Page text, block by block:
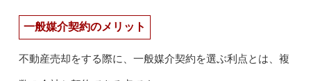
一般媒介契約のメリット
不動産売却をする際に、一般媒介契約を選ぶ利点とは、複